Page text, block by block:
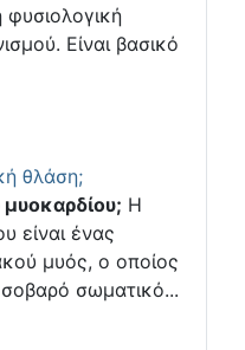
Είναι βασικό
θλάση;
μυοκαρδίου; Η
είναι ένας
μυός, ο οποίος
σωματικό...